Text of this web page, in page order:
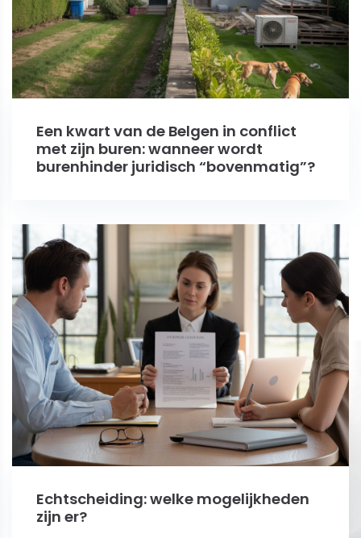
Een kwart van de Belgen in conflict
met zijn buren: wanneer wordt
burenhinder juridisch “bovenmatig”?
Echtscheiding: welke mogelijkheden
zijn er?